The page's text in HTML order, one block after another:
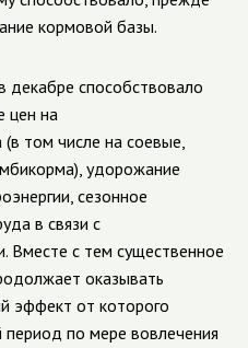
кормовой базы.
декабре способствовало
цен на
(в том числе на соевые,
удорожание
сезонное
в связи с
Вместе с тем существенное
оказывать
эффект от которого
период по мере вовлечения